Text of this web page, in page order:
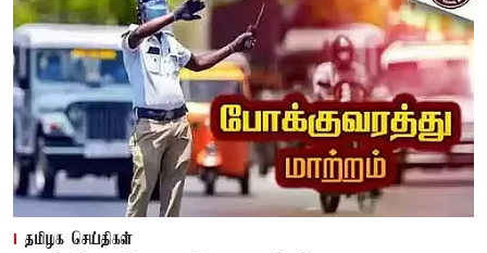
தமிழக செய்திகள்